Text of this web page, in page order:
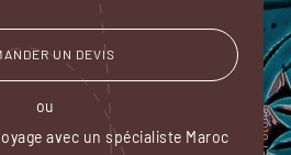
UN DEVIS
ou
avec un spécialiste Maroc